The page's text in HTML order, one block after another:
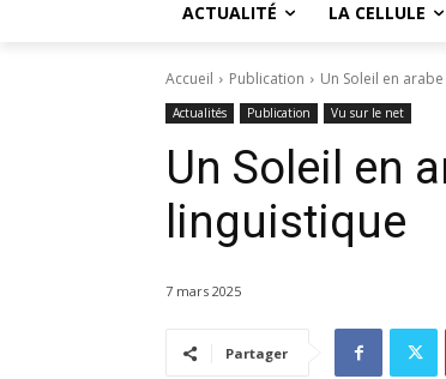
ACTUALITÉ LA CELLULE
Accueil Publication Un Soleil en
Actualités Publication Vu sur le net
Un Soleil en
linguistique
7 mars 2025
Partager